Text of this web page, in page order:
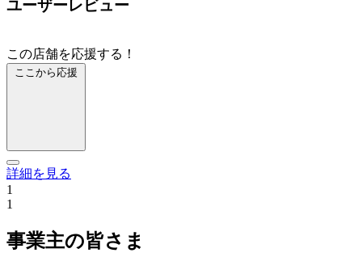
ユーザーレビュー
この店舗を応援する！
ここから応援
詳細を見る
1
1
事業主の皆さま